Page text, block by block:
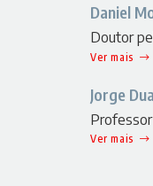
Daniel
Doutor
Ver mais
Jorge
Ver mais